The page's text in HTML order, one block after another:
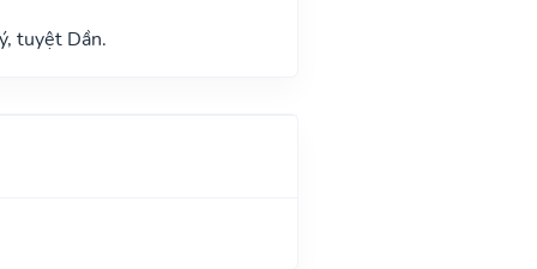
tuyệt Dần.